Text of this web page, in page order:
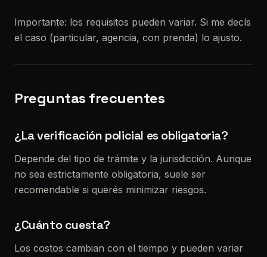
Importante: los requisitos pueden variar. Si me decís
el caso (particular, agencia, con prenda) lo ajusto.
Preguntas frecuentes
¿La verificación policial es obligatoria?
Depende del tipo de trámite y la jurisdicción. Aunque
no sea estrictamente obligatoria, suele ser
recomendable si querés minimizar riesgos.
¿Cuánto cuesta?
Los costos cambian con el tiempo y pueden variar